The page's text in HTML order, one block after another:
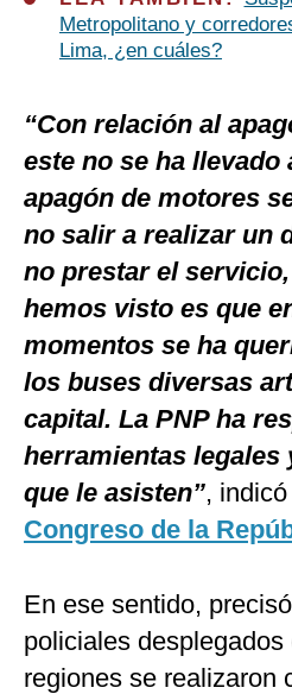
Metropolitano y
Lima, ¿en cuáles?
“Con relación al
este no se ha llevado
apagón de motores
no salir a realizar un
no prestar el
hemos visto es que
momentos se ha
los buses diversas
capital. La PNP ha
herramientas legales
que le asisten”,
Congreso de la
En ese sentido,
policiales
regiones se realizaron